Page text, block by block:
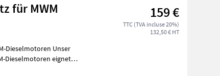
für MWM
159 €
TTC (TVA incluse 20%)
132,50 € HT
Unser
Dieselmotoren eignet